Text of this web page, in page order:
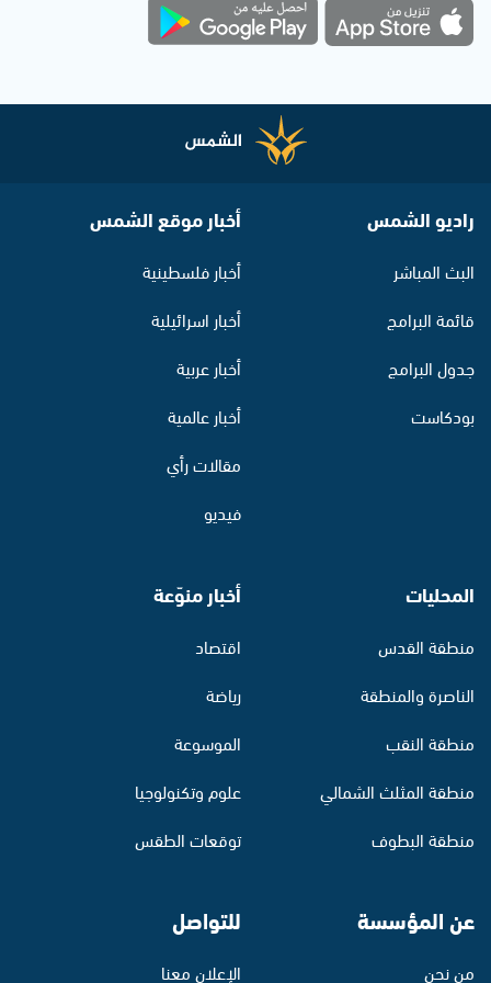
راديو الشمس
البث المباشر
قائمة البرامج
جدول البرامج
بودكاست
أخبار موقع الشمس
أخبار فلسطينية
أخبار اسرائيلية
أخبار عربية
أخبار عالمية
مقالات رأي
فيديو
المحليات
منطقة القدس
الناصرة والمنطقة
منطقة النقب
منطقة المثلث الشمالي
منطقة البطوف
أخبار منوّعة
اقتصاد
رياضة
الموسوعة
علوم وتكنولوجيا
توقعات الطقس
عن المؤسسة
من نحن
للتواصل
الإعلان معنا